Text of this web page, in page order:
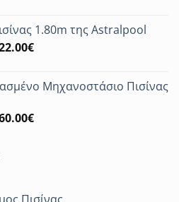
είναι:
2,161.00€.
1.80m της Astralpool
€Η
είναι:
Μηχανοστάσιο Πισίνας
€Η